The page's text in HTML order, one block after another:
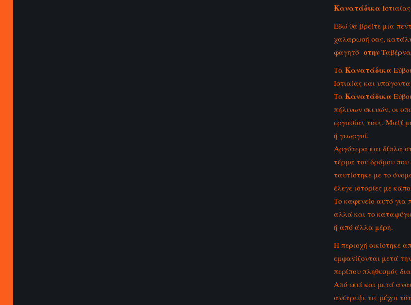
Κανατάδικα
Εδώ θα βρείτε μια
χαλαρωσή σας,
φαγητό στην
Τα Κανατάδικα
Ιστιαίας και
Τα Κανατάδικα
πήλινων σκευών, οι
εργασίας τους. Μαζί
ή γεωργοί.
Αργότερα και δίπλα
τέρμα του δρόμου που
ταυτίστηκε με το
έλεγε ιστορίες με
Το καφενείο αυτό για
αλλά και το
ή από άλλα μέρη.
Η περιοχή οικίστηκε
εμφανίζονται μετά
περίπου πληθυσμός
Από εκεί και μετά
ανέτρεψε τις μέχρι